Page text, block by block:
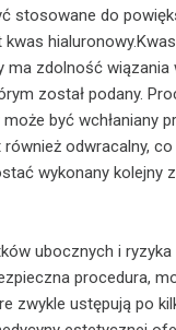
stosowane do
hialuronowy.Kwas
ma zdolność wiązania
został podany.
być wchłaniany
odwracalny, co
wykonany kolejny
ubocznych i ryzyka
procedura,
zwykle ustępują po